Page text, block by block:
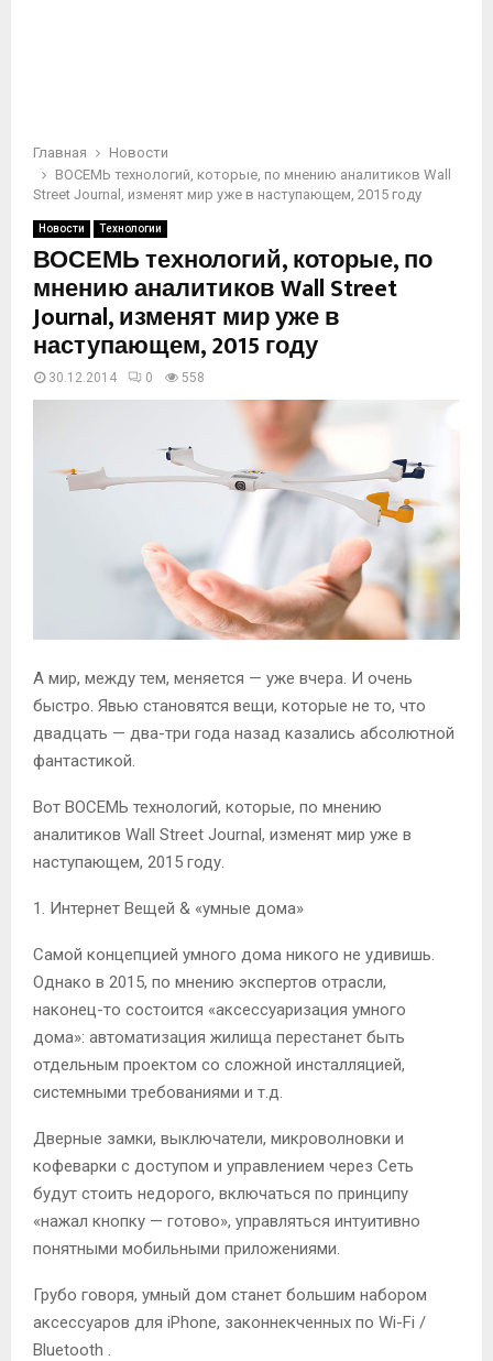
Главная
Новости
ВОСЕМЬ технологий, которые, по мнению аналитиков Wall
Street Journal, изменят мир уже в наступающем, 2015 году
Новости Технологии
ВОСЕМЬ технологий, которые, по
мнению аналитиков Wall Street
Journal, изменят мир уже в
наступающем, 2015 году
30.12.2014 0 558
А мир, между тем, меняется — уже вчера. И очень
быстро. Явью становятся вещи, которые не то, что
двадцать — два-три года назад казались абсолютной
фантастикой.
Вот ВОСЕМЬ технологий, которые, по мнению
аналитиков Wall Street Journal, изменят мир уже в
наступающем, 2015 году.
1. Интернет Вещей & «умные дома»
Самой концепцией умного дома никого не удивишь.
Однако в 2015, по мнению экспертов отрасли,
наконец-то состоится «аксессуаризация умного
дома»: автоматизация жилища перестанет быть
отдельным проектом со сложной инсталляцией,
системными требованиями и т.д.
Дверные замки, выключатели, микроволновки и
кофеварки с доступом и управлением через Сеть
будут стоить недорого, включаться по принципу
«нажал кнопку — готово», управляться интуитивно
понятными мобильными приложениями.
Грубо говоря, умный дом станет большим набором
аксессуаров для iPhone, законнекченных по Wi-Fi /
Bluetooth .